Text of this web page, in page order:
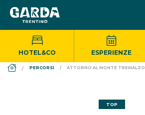
HOTEL&CO ESPERIENZE
DS_BREADCRUMB.HOME
PERCORSI ATTORNO AL MONTE TREMALZO
TOP